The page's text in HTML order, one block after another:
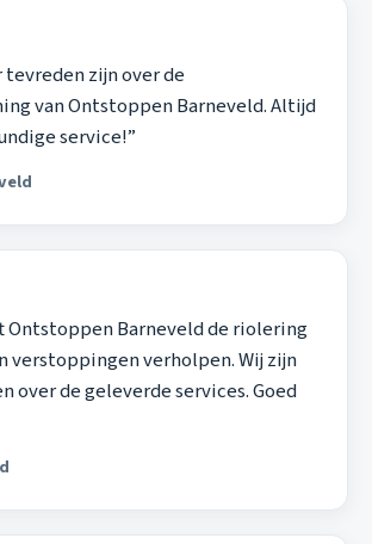
tevreden zijn over de
van Ontstoppen Barneveld. Altijd
service!”
Ontstoppen Barneveld de riolering
verstoppingen verholpen. Wij zijn
over de geleverde services. Goed